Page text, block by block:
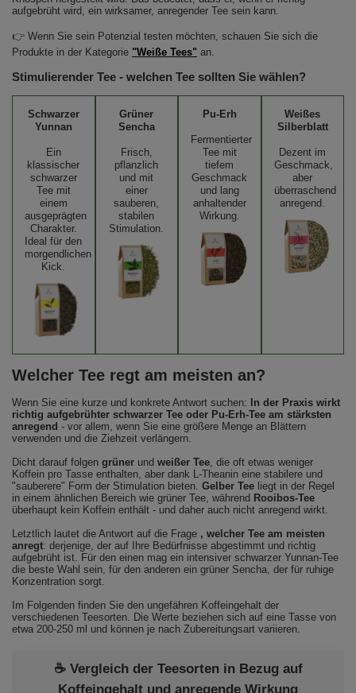
aufgebrüht wird, ein wirksamer, anregender Tee sein kann.
👉 Wenn Sie sein Potenzial testen möchten, schauen Sie sich die
Produkte in der Kategorie "Weiße Tees" an.
Stimulierender Tee - welchen Tee sollten Sie wählen?
Schwarzer
Yunnan
Ein
klassischer
schwarzer
Tee mit
einem
ausgeprägten
Charakter.
Ideal für den
morgendlichen
Kick.
Grüner
Sencha
Frisch,
pflanzlich
und mit
einer
sauberen,
stabilen
Stimulation.
Pu-Erh
Fermentierter
Tee mit
tiefem
Geschmack
und lang
anhaltender
Wirkung.
Weißes
Silberblatt
Dezent im
Geschmack,
aber
überraschend
anregend.
Welcher Tee regt am meisten an?
Wenn Sie eine kurze und konkrete Antwort suchen:
In der Praxis wirkt
richtig aufgebrühter schwarzer Tee oder Pu-Erh-Tee am stärksten
anregend - vor allem, wenn Sie eine größere Menge an Blättern
verwenden und die Ziehzeit verlängern.
Dicht darauf folgen grüner und weißer Tee, die oft etwas weniger
Koffein pro Tasse enthalten, aber dank L-Theanin eine stabilere und
"sauberere" Form der Stimulation bieten. Gelber Tee liegt in der Regel
in einem ähnlichen Bereich wie grüner Tee, während Rooibos-Tee
überhaupt kein Koffein enthält - und daher auch nicht anregend wirkt.
Letztlich lautet die Antwort auf die Frage , welcher Tee am meisten
anregt: derjenige, der auf Ihre Bedürfnisse abgestimmt und richtig
aufgebrüht ist. Für den einen mag ein intensiver schwarzer Yunnan-Tee
die beste Wahl sein, für den anderen ein grüner Sencha, der für ruhige
Konzentration sorgt.
Im Folgenden finden Sie den ungefähren Koffeingehalt der
verschiedenen Teesorten. Die Werte beziehen sich auf eine Tasse von
etwa 200-250 ml und können je nach Zubereitungsart variieren.
☕ Vergleich der Teesorten in Bezug auf
Koffeingehalt und anregende Wirkung